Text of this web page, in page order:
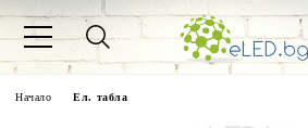
Начало Ел. табла